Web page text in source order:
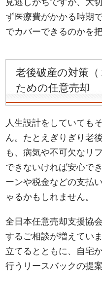
見逃しがちですが、大
ず医療費がかかる時期
でカバーできるのかを
老後破産の対策
ための任意売却
人生設計をしていても
ん。たとえぎりぎり老
も、病気や不可欠なリ
できないければ安心で
ーンや税金などの支払
ゃるかもしれません。
全日本任意売却支援協
するご相談が増えてい
立てるとともに、自宅
行うリースバックの提